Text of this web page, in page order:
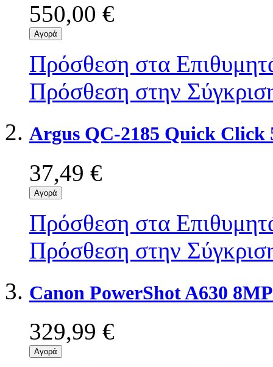
550,00 €
Αγορά
Πρόσθεση στα
Πρόσθεση στην
Argus QC-2185 Quick Click
37,49 €
Αγορά
Πρόσθεση στα
Πρόσθεση στην
Canon PowerShot A630
329,99 €
Αγορά